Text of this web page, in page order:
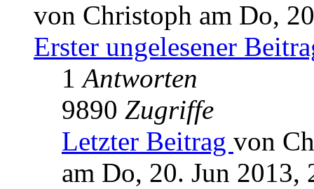
von Christoph am Do,
Erster ungelesener
1Antworten
9890 Zugriffe
Letzter Beitrag von
am Do, 20. Jun 2013,